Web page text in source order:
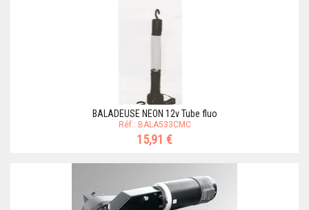
BALADEUSE NEON 12v Tube fluo
Réf.: BALA533CMC
15,91 €